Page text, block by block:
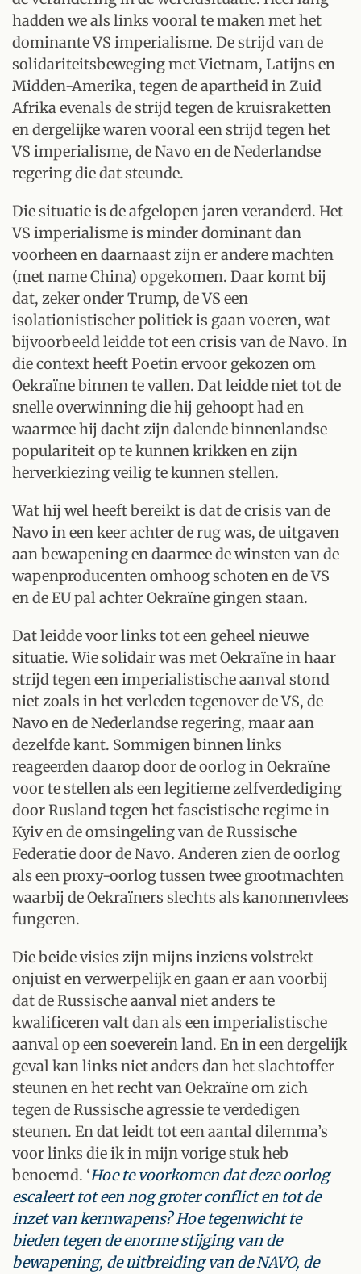
hadden we als links vooral te maken met het
dominante VS imperialisme. De strijd van de
solidariteitsbeweging met Vietnam, Latijns en
Midden-Amerika, tegen de apartheid in Zuid
Afrika evenals de strijd tegen de kruisraketten
en dergelijke waren vooral een strijd tegen het
VS imperialisme, de Navo en de Nederlandse
regering die dat steunde.
Die situatie is de afgelopen jaren veranderd. Het
VS imperialisme is minder dominant dan
voorheen en daarnaast zijn er andere machten
(met name China) opgekomen. Daar komt bij
dat, zeker onder Trump, de VS een
isolationistischer politiek is gaan voeren, wat
bijvoorbeeld leidde tot een crisis van de Navo. In
die context heeft Poetin ervoor gekozen om
Oekraïne binnen te vallen. Dat leidde niet tot de
snelle overwinning die hij gehoopt had en
waarmee hij dacht zijn dalende binnenlandse
populariteit op te kunnen krikken en zijn
herverkiezing veilig te kunnen stellen.
Wat hij wel heeft bereikt is dat de crisis van de
Navo in een keer achter de rug was, de uitgaven
aan bewapening en daarmee de winsten van de
wapenproducenten omhoog schoten en de VS
en de EU pal achter Oekraïne gingen staan.
Dat leidde voor links tot een geheel nieuwe
situatie. Wie solidair was met Oekraïne in haar
strijd tegen een imperialistische aanval stond
niet zoals in het verleden tegenover de VS, de
Navo en de Nederlandse regering, maar aan
dezelfde kant. Sommigen binnen links
reageerden daarop door de oorlog in Oekraïne
voor te stellen als een legitieme zelfverdediging
door Rusland tegen het fascistische regime in
Kyiv en de omsingeling van de Russische
Federatie door de Navo. Anderen zien de oorlog
als een proxy-oorlog tussen twee grootmachten
waarbij de Oekraïners slechts als kanonnenvlees
fungeren.
Die beide visies zijn mijns inziens volstrekt
onjuist en verwerpelijk en gaan er aan voorbij
dat de Russische aanval niet anders te
kwalificeren valt dan als een imperialistische
aanval op een soeverein land. En in een dergelijk
geval kan links niet anders dan het slachtoffer
steunen en het recht van Oekraïne om zich
tegen de Russische agressie te verdedigen
steunen. En dat leidt tot een aantal dilemma’s
voor links die ik in mijn vorige stuk heb
benoemd. ‘Hoe te voorkomen dat deze oorlog
escaleert tot een nog groter conflict en tot de
inzet van kernwapens? Hoe tegenwicht te
bieden tegen de enorme stijging van de
bewapening, de uitbreiding van de NAVO, de